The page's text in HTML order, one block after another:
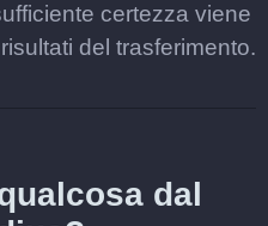
certezza viene
del trasferimento.
dal